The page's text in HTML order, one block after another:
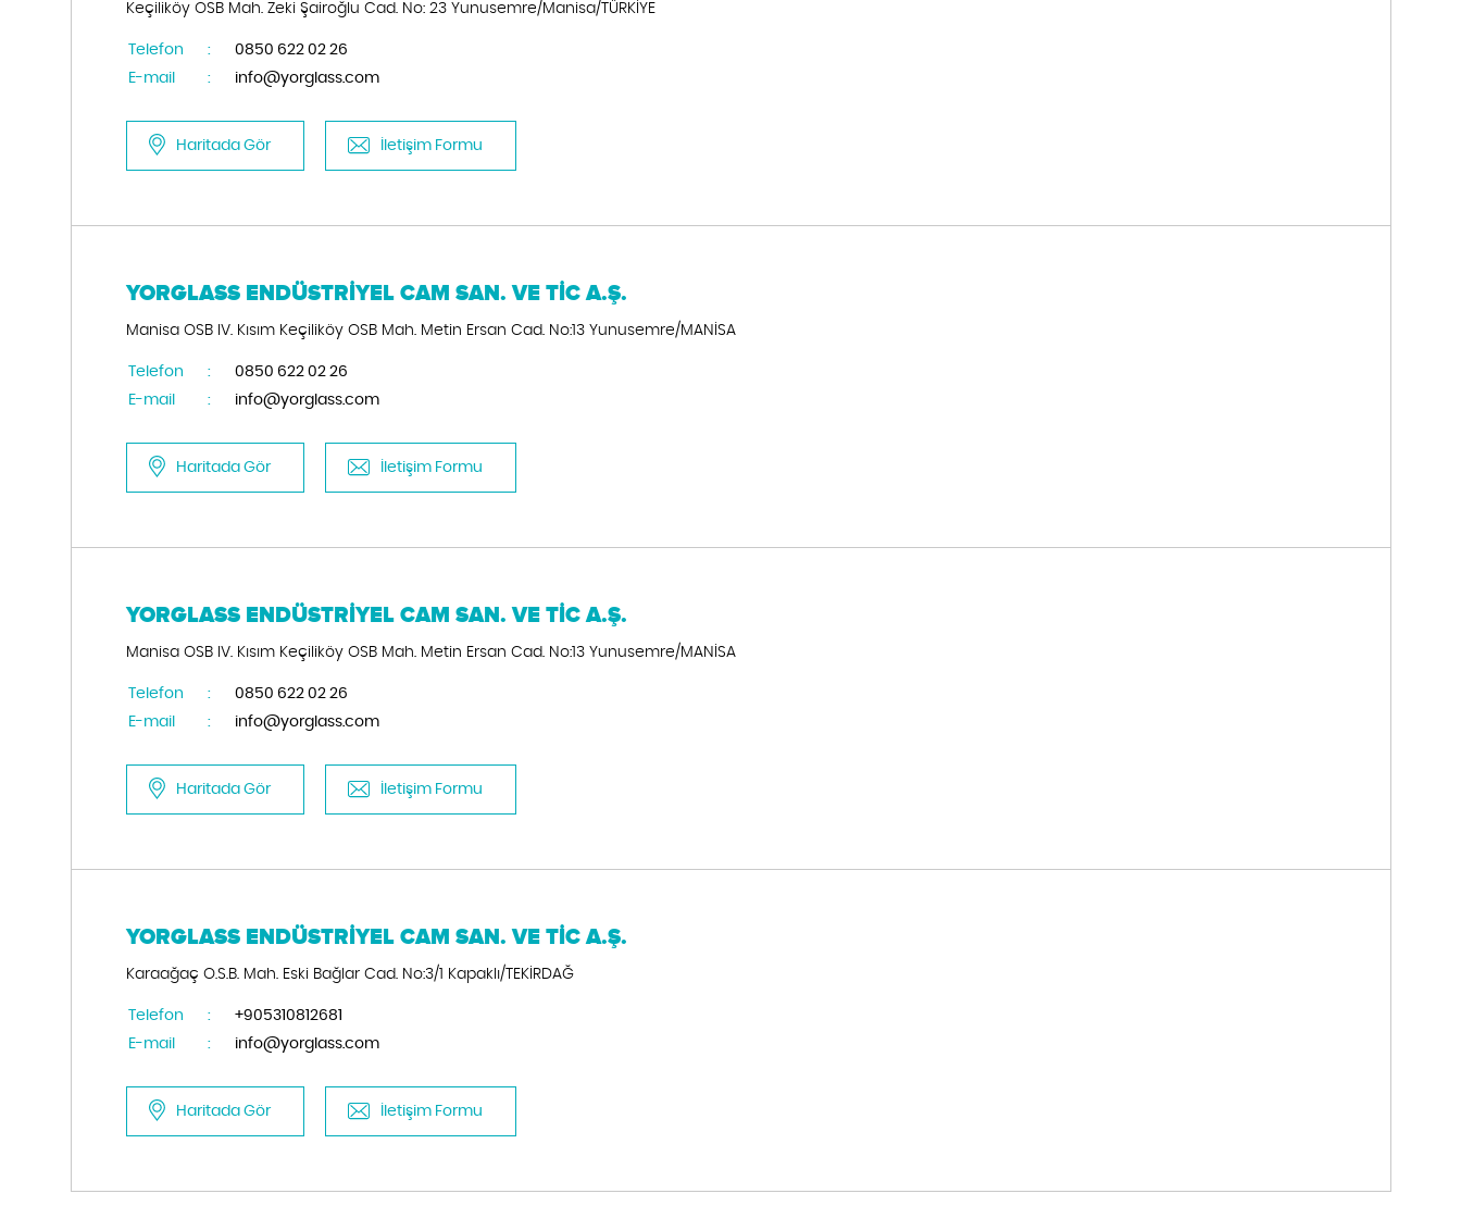
Keçiliköy OSB Mah. Zeki Şairoğlu Cad. No: 23 Yunusemre/Manisa/TÜRKİYE
Telefon :
0850 622 02 26
E-mail
: info@yorglass.com
Haritada Gör İletişim Formu
YORGLASS ENDÜSTRİYEL CAM SAN. VE TİC A.Ş.
Manisa OSB IV. Kısım Keçiliköy OSB Mah. Metin Ersan Cad. No:13 Yunusemre/MANİSA
Telefon :
0850 622 02 26
E-mail
: info@yorglass.com
Haritada Gör İletişim Formu
YORGLASS ENDÜSTRİYEL CAM SAN. VE TİC A.Ş.
Manisa OSB IV. Kısım Keçiliköy OSB Mah. Metin Ersan Cad. No:13 Yunusemre/MANİSA
Telefon :
0850 622 02 26
E-mail
: info@yorglass.com
Haritada Gör İletişim Formu
YORGLASS ENDÜSTRİYEL CAM SAN. VE TİC A.Ş.
Karaağaç O.S.B. Mah. Eski Bağlar Cad. No:3/1 Kapaklı/TEKİRDAĞ
Telefon :
+905310812681
E-mail
: info@yorglass.com
Haritada Gör İletişim Formu